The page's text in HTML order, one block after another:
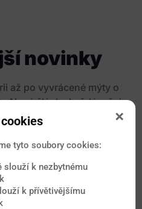
novinky
až po vyvrácené mýty o
Nové články každý měsíc.
tyto soubory cookies:
slouží k nezbytnému
k přívětivějšímu